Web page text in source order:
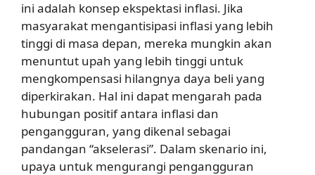
ini adalah konsep ekspektasi inflasi. Jika
masyarakat mengantisipasi inflasi yang lebih
tinggi di masa depan, mereka mungkin akan
menuntut upah yang lebih tinggi untuk
mengkompensasi hilangnya daya beli yang
diperkirakan. Hal ini dapat mengarah pada
hubungan positif antara inflasi dan
pengangguran, yang dikenal sebagai
pandangan “akselerasi”. Dalam skenario ini,
upaya untuk mengurangi pengangguran